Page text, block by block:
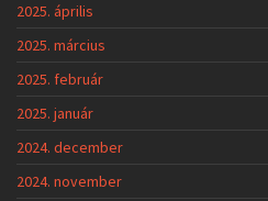
2025. április
2025. március
2025. február
2025. január
2024. december
2024. november